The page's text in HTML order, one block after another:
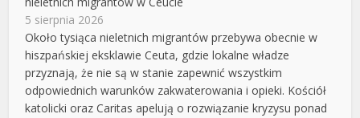
5 sierpnia 2026
Około tysiąca nieletnich migrantów przebywa obecnie w
hiszpańskiej eksklawie Ceuta, gdzie lokalne władze
przyznają, że nie są w stanie zapewnić wszystkim
odpowiednich warunków zakwaterowania i opieki. Kościół
katolicki oraz Caritas apelują o rozwiązanie kryzysu ponad